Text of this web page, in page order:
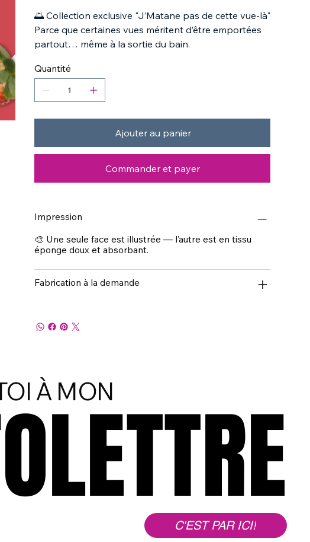
🌅 Collection exclusive "J’Matane pas de cette vue-là"
Parce que certaines vues méritent d’être emportées
partout… même à la sortie du bain.
Quantité
Ajouter au panier
Commander et payer
Impression
🎨 Une seule face est illustrée — l’autre est en tissu
éponge doux et absorbant.
Fabrication à la demande
À MON
C'EST PAR ICI!